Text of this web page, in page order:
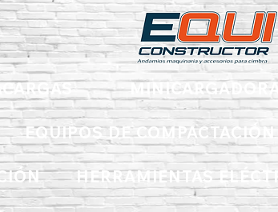
EQUIPOS DE COMPACTACIÓN
HERRAMIENTAS